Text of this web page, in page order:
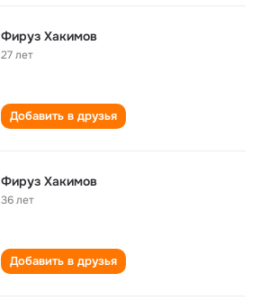
Фируз Хакимов
27 лет
Добавить в друзья
Фируз Хакимов
36 лет
Добавить в друзья